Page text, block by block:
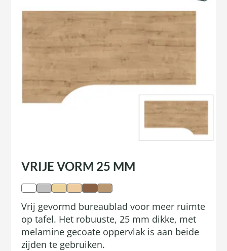
VRIJE VORM 25 MM
Vrij gevormd bureaublad voor meer ruimte
op tafel. Het robuuste, 25 mm dikke, met
melamine gecoate oppervlak is aan beide
zijden te gebruiken.